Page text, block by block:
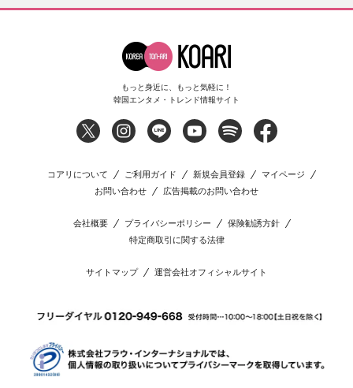
もっと身近に、もっと気軽に！
韓国エンタメ・トレンド情報サイト
コアリについて ご利用ガイド 新規会員登録
マイページ
お問い合わせ
広告掲載のお問い合わせ
会社概要 プライバシーポリシー
保険勧誘方針
特定商取引に関する法律
サイトマップ 運営会社オフィシャルサイト